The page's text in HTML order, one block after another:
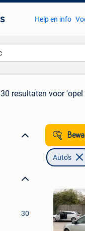
Help en info
30 resultaten voor
30
Auto's